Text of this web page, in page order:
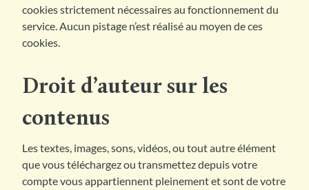
cookies strictement nécessaires au fonctionnement du
service. Aucun pistage n’est réalisé au moyen de ces
cookies.
Droit d’auteur sur les
contenus
Les textes, images, sons, vidéos, ou tout autre élément
que vous téléchargez ou transmettez depuis votre
compte vous appartiennent pleinement et sont de votre